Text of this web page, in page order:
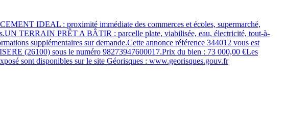
IDEAL : proximité immédiate des commerces et écoles, supermarché,
TERRAIN PRÊT A BÂTIR : parcelle plate, viabilisée, eau, électricité, tout-à-
supplémentaires sur demande.Cette annonce référence 344012 vous est
(26100) sous le numéro 98273947600017.Prix du bien : 73 000,00 €Les
sont disponibles sur le site Géorisques : www.georisques.gouv.fr